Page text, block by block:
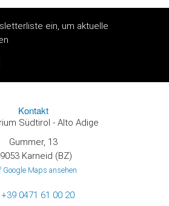
ein, um aktuelle
Kontakt
Südtirol - Alto Adige
Gummer, 13
Karneid (BZ)
Google Maps ansehen
+39 0471 61 00 20